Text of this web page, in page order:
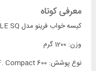
معرفی کوتاه
کیسه خواب فرینو مدل FERRINO LIGHTECH SHINGLE SQ
وزن: 1200 گرم
نوع پوشش: 600 H.T.F. Compact